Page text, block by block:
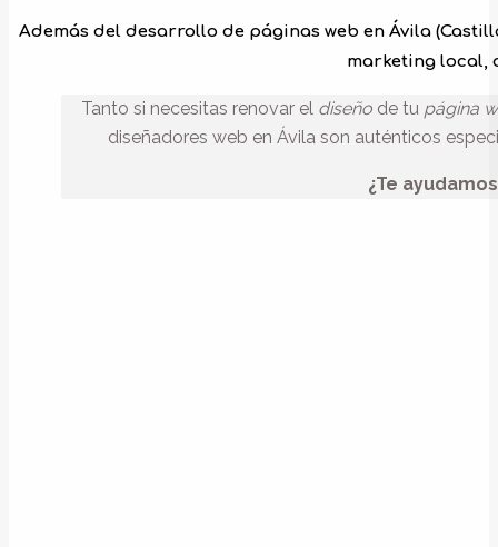
Además del desarrollo de páginas web en Ávila
marketing local,
Tanto si necesitas renovar el diseño de tu página
diseñadores web en Ávila son auténticos
¿Te